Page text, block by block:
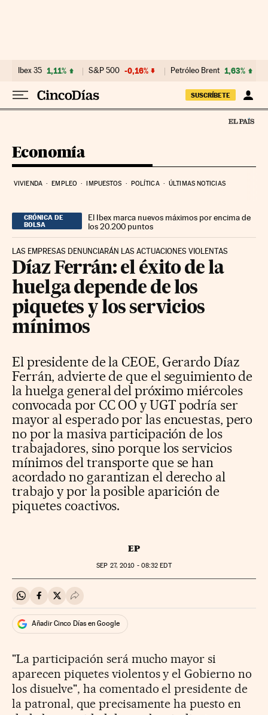
Ibex 35 1,11% S&P 500 -0,16% Petróleo Brent 1,63%
SUSCRÍBETE
Economía
VIVIENDA EMPLEO IMPUESTOS POLÍTICA ÚLTIMAS NOTICIAS
CRÓNICA DE
BOLSA
El Ibex marca nuevos máximos por encima de
los 20.200 puntos
LAS EMPRESAS DENUNCIARÁN LAS ACTUACIONES VIOLENTAS
Díaz Ferrán: el éxito de la
huelga depende de los
piquetes y los servicios
mínimos
El presidente de la CEOE, Gerardo Díaz
Ferrán, advierte de que el seguimiento de
la huelga general del próximo miércoles
convocada por CC OO y UGT podría ser
mayor al esperado por las encuestas, pero
no por la masiva participación de los
trabajadores, sino porque los servicios
mínimos del transporte que se han
acordado no garantizan el derecho al
trabajo y por la posible aparición de
piquetes coactivos.
EP
SEP 27, 2010 - 08:32 EDT
Compartir en Whatsapp
Compartir en Facebook
Compartir en Twitter
Desplegar Redes Sociales
Añadir Cinco Días en Google
"La participación será mucho mayor si
aparecen piquetes violentos y el Gobierno no
los disuelve", ha comentado el presidente de
la patronal, que precisamente ha puesto en